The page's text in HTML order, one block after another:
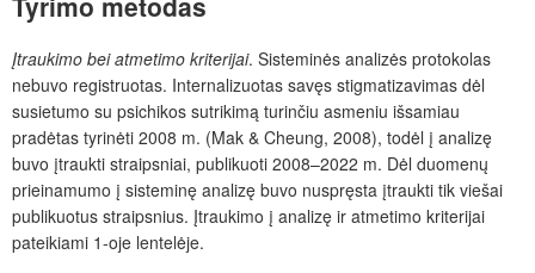
Įtraukimo bei atmetimo kriterijai. Sisteminės analizės protokolas
nebuvo registruotas. Internalizuotas savęs stigmatizavimas dėl
susietumo su psichikos sutrikimą turinčiu asmeniu išsamiau
pradėtas tyrinėti 2008 m. (Mak & Cheung, 2008), todėl į analizę
buvo įtraukti straipsniai, publikuoti 2008–2022 m. Dėl duomenų
prieinamumo į sisteminę analizę buvo nuspręsta įtraukti tik viešai
publikuotus straipsnius. Įtraukimo į analizę ir atmetimo kriterijai
pateikiami 1-oje lentelėje.